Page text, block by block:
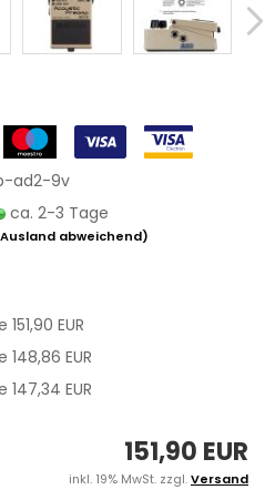
ad2-9v
ca. 2-3 Tage
abweichend)
151,90 EUR
148,86 EUR
147,34 EUR
151,90 EUR
inkl. 19% MwSt. zzgl.Versand